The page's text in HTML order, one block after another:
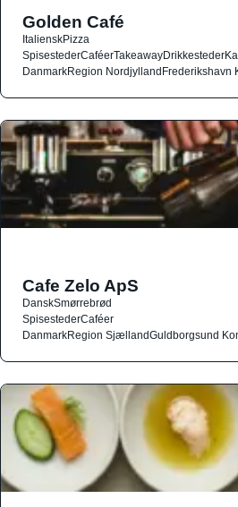
Golden Café
ItalienskPizza
SpisestederCaféerTakeawayDrikkesteder
DanmarkRegion NordjyllandFrederikshavn
Cafe Zelo ApS
DanskSmørrebrød
SpisestederCaféer
DanmarkRegion SjællandGuldborgsund